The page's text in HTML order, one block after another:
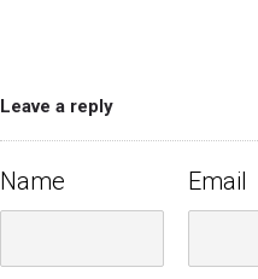
Leave a reply
Name Email